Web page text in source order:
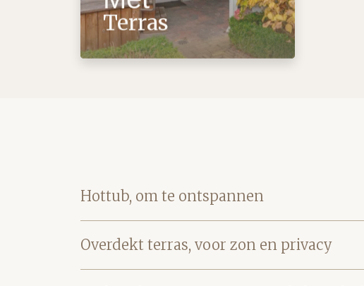
Terras
Hottub, om te ontspannen
Overdekt terras, voor zon en privacy